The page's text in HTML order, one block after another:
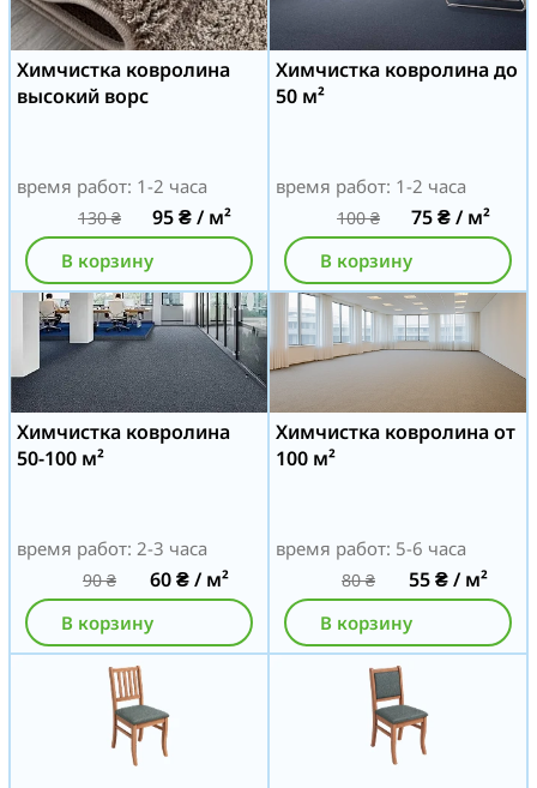
Химчистка ковролина
высокий ворс
время работ: 1-2 часа
130₴ 95₴/ м²
В корзину
Химчистка ковролина до
50 м²
время работ: 1-2 часа
100₴ 75₴/ м²
В корзину
Химчистка ковролина
50-100 м²
время работ: 2-3 часа
90₴ 60₴/ м²
В корзину
Химчистка ковролина от
100 м²
время работ: 5-6 часа
80₴ 55₴/ м²
В корзину